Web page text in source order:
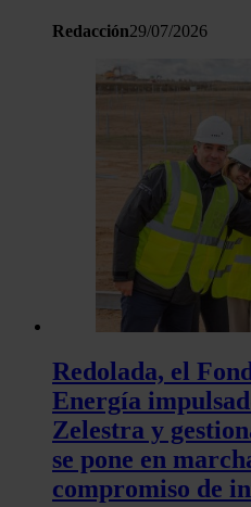
Redacción29/07/2026
Redolada, el
Energía
Zelestra y
se pone en
compromiso de